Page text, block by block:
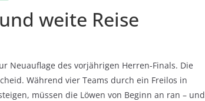
weite Reise
Neuauflage des vorjährigen Herren-Finals. Die
Während vier Teams durch ein Freilos in
müssen die Löwen von Beginn an ran – und